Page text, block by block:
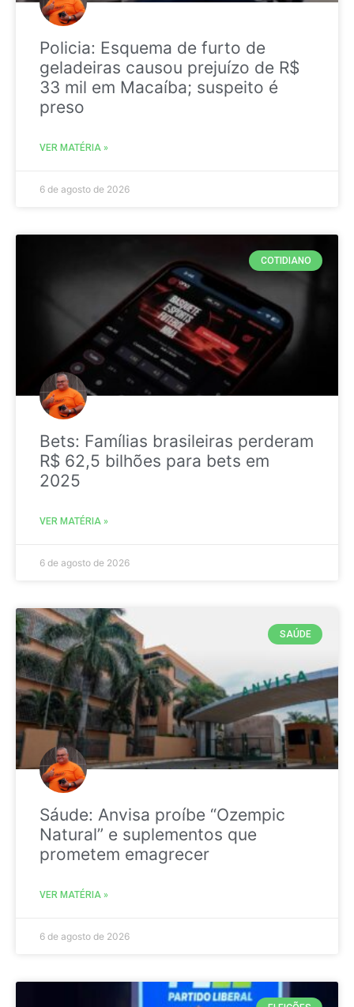
Policia: Esquema de furto de
geladeiras causou prejuízo de R$
33 mil em Macaíba; suspeito é
preso
VER MATÉRIA »
6 de agosto de 2026
COTIDIANO
Bets: Famílias brasileiras perderam
R$ 62,5 bilhões para bets em
2025
VER MATÉRIA »
6 de agosto de 2026
SAÚDE
Sáude: Anvisa proíbe “Ozempic
Natural” e suplementos que
prometem emagrecer
VER MATÉRIA »
6 de agosto de 2026